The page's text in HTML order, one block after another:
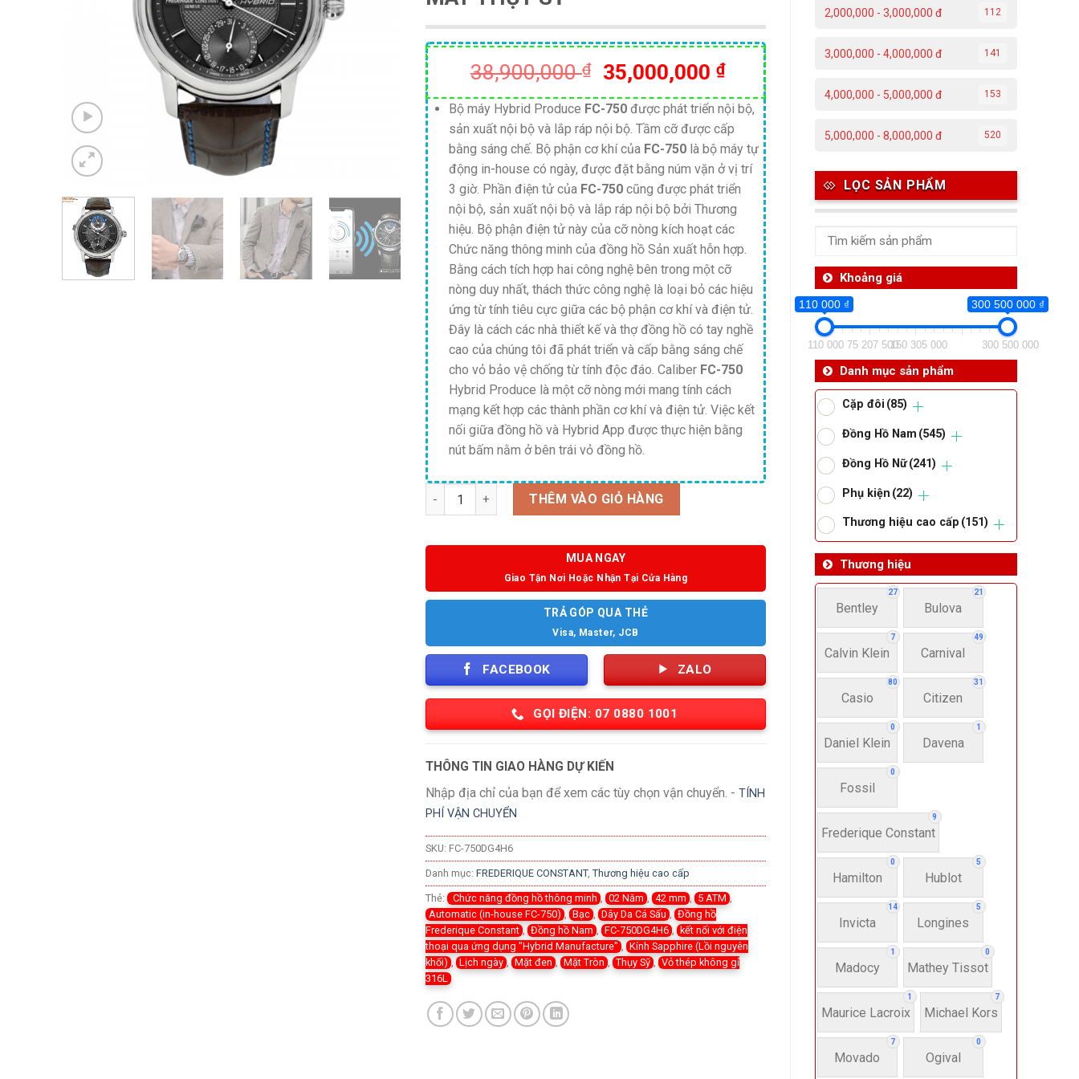
2,000,000 - 3,000,000 đ 112
3,000,000 - 4,000,000 đ 141
4,000,000 - 5,000,000 đ 153
5,000,000 - 8,000,000 đ 520
LỌC SẢN PHẨM
Khoảng giá
110 000 ₫ 300 500 000 ₫
110 000 75 207 500150 305 000 300 500 000
Danh mục sản phẩm
Cặp đôi (85)
Đồng Hồ Nam (545)
Đồng Hồ Nữ (241)
Phụ kiện (22)
Thương hiệu cao cấp (151)
Thương hiệu
27
Bentley
21
Bulova
7
Calvin Klein
49
Carnival
80
Casio
31
Citizen
0
Daniel Klein
1
Davena
0
Fossil
9
Frederique Constant
0
Hamilton
5
Hublot
14
Invicta
5
Longines
1
Madocy
0
Mathey Tissot
1
Maurice Lacroix
7
Michael Kors
7
Movado
0
Ogival
38,900,000₫
Giá
gốc
là:
38,900,000 ₫.
35,000,000 ₫Giá
hiện
tại
là:
35,000,000 ₫.
Bộ máy Hybrid Produce FC-750 được phát triển nội bộ,
sản xuất nội bộ và lắp ráp nội bộ. Tầm cỡ được cấp
bằng sáng chế. Bộ phận cơ khí của FC-750 là bộ máy tự
động in-house có ngày, được đặt bằng núm vặn ở vị trí
3 giờ. Phần điện tử của FC-750 cũng được phát triển
nội bộ, sản xuất nội bộ và lắp ráp nội bộ bởi Thương
hiệu. Bộ phận điện tử này của cỡ nòng kích hoạt các
Chức năng thông minh của đồng hồ Sản xuất hỗn hợp.
Bằng cách tích hợp hai công nghệ bên trong một cỡ
nòng duy nhất, thách thức công nghệ là loại bỏ các hiệu
ứng từ tính tiêu cực giữa các bộ phận cơ khí và điện tử.
Đây là cách các nhà thiết kế và thợ đồng hồ có tay nghề
cao của chúng tôi đã phát triển và cấp bằng sáng chế
cho vỏ bảo vệ chống từ tính độc đáo. Caliber FC-750
Hybrid Produce là một cỡ nòng mới mang tính cách
mạng kết hợp các thành phần cơ khí và điện tử. Việc kết
nối giữa đồng hồ và Hybrid App được thực hiện bằng
nút bấm nằm ở bên trái vỏ đồng hồ.
Số lượng THÊM VÀO GIỎ HÀNG
MUA NGAY
Giao Tận Nơi Hoặc Nhận Tại Cửa Hàng
TRẢ GÓP QUA THẺ
Visa, Master, JCB
FACEBOOK ZALO
GỌI ĐIỆN: 07 0880 1001
THÔNG TIN GIAO HÀNG DỰ KIẾN
Nhập địa chỉ của bạn để xem các tùy chọn vận chuyển. -TÍNH
PHÍ VẬN CHUYỂN
SKU:FC-750DG4H6
Danh mục:FREDERIQUE CONSTANT,Thương hiệu cao cấp
Thẻ: Chức năng đồng hồ thông minh , 02 Năm , 42 mm , 5 ATM
Automatic (in-house FC-750)
, Bạc , Dây Da Cá Sấu , Đồng hồ
Frederique Constant
, Đồng hồ Nam , FC-750DG4H6 , kết nối với điện
thoại qua ứng dụng "Hybrid Manufacture"
, Kính Sapphire (Lồi nguyên
khối)
, Lịch ngày , Mặt đen , Mặt Tròn , Thụy Sỹ , Vỏ thép không gỉ
316L